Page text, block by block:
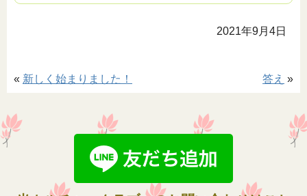
2021年9月4日
答え »
« 新しく始まりました！